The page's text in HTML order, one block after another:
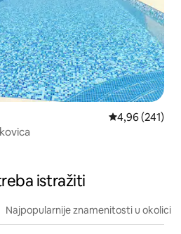
Prosječna
4,96 (241)
istražiti
Najpopularnije znamenitosti u okolici